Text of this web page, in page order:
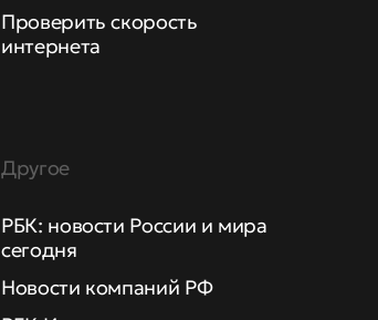
Проверить скорость
интернета
Другое
РБК: новости России и мира
сегодня
Новости компаний РФ